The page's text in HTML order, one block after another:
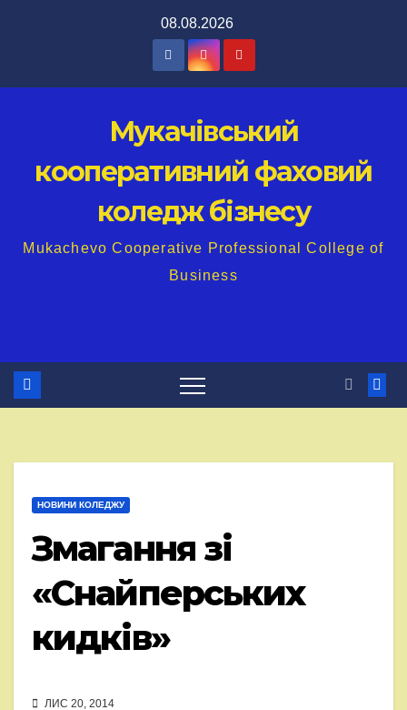
08.08.2026
Мукачівський
кооперативний фаховий
коледж бізнесу
Mukachevo Cooperative Professional College of
Business
НОВИНИ КОЛЕДЖУ
Змагання зі
«Снайперських
кидків»
ЛИС 20, 2014